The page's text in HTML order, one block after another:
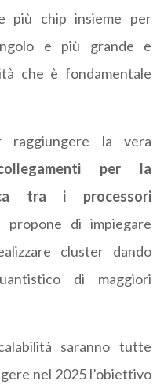
più chip insieme per
e più grande e
che è fondamentale
raggiungere la vera
per la
tra i processori
di impiegare
cluster dando
di maggiori
saranno tutte
nel 2025 l’obiettivo